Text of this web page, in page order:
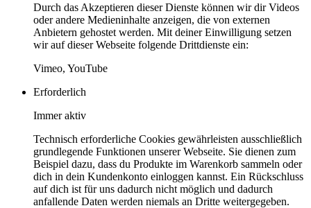
Durch das Akzeptieren dieser Dienste können wir dir Videos
oder andere Medieninhalte anzeigen, die von externen
Anbietern gehostet werden. Mit deiner Einwilligung setzen
wir auf dieser Webseite folgende Drittdienste ein:
Vimeo, YouTube
Erforderlich
Immer aktiv
Technisch erforderliche Cookies gewährleisten ausschließlich
grundlegende Funktionen unserer Webseite. Sie dienen zum
Beispiel dazu, dass du Produkte im Warenkorb sammeln oder
dich in dein Kundenkonto einloggen kannst. Ein Rückschluss
auf dich ist für uns dadurch nicht möglich und dadurch
anfallende Daten werden niemals an Dritte weitergegeben.